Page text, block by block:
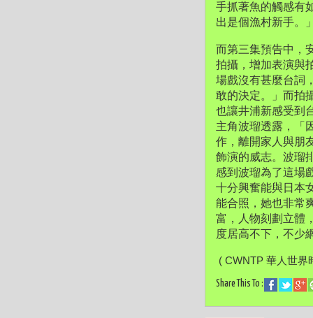
手抓著魚的觸感有
出是個漁村新手。
而第三集預告中，
拍攝，增加表演與
場戲沒有甚麼台詞
敢的決定。」而拍
也讓井浦新感受到
主角波瑠透露，「
作，離開家人與朋
飾演的威志。波瑠
感到波瑠為了這場
十分興奮能與日本
能合照， 她也非常
富，人物刻劃立體
度居高不下，不少
( CWNTP 華人世界
Share This To :